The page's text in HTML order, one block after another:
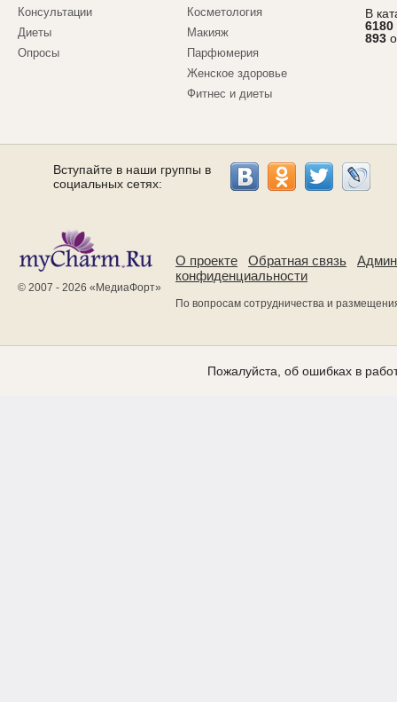
Консультации
Диеты
Опросы
Косметология
Макияж
Парфюмерия
Женское здоровье
Фитнес и диеты
В
6180
893
Вступайте в наши группы в
социальных сетях:
© 2007 - 2026 «МедиаФорт»
О проекте Обратная связь
конфиденциальности
По вопросам сотрудничества и
Пожалуйста, об ошибках в